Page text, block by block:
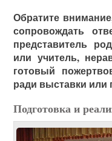
Обратите
сопровождать
представитель
или учитель,
готовый
ради выставки или
Подготовка и